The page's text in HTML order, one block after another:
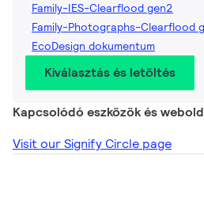
Family-IES-Clearflood gen2
Family-Photographs-Clearflood
EcoDesign dokumentum
Kiválasztás és letöltés
Kapcsolódó eszközök és
Visit our Signify Circle page